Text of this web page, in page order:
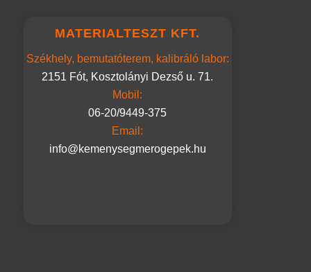
MATERIALTESZT KFT.
Székhely, bemutatóterem, kalibráló labor:
2151 Fót, Kosztolányi Dezső u. 71.
Mobil:
06-20/9449-375
Email:
info@kemenysegmerogepek.hu